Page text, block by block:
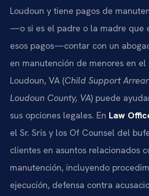
Loudoun y tiene pagos de
—o si es el padre o la madre que
esos pagos—contar con un
en manutención de menores en
Loudoun, VA (Child Support
Loudoun County, VA) puede
sus opciones legales. En Law
el Sr. Sris y los Of Counsel del
clientes en asuntos relacionados
manutención, incluyendo
ejecución, defensa contra